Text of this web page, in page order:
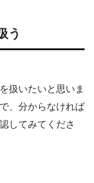
う
扱いたいと思いま
、分からなければ
してみてくださ